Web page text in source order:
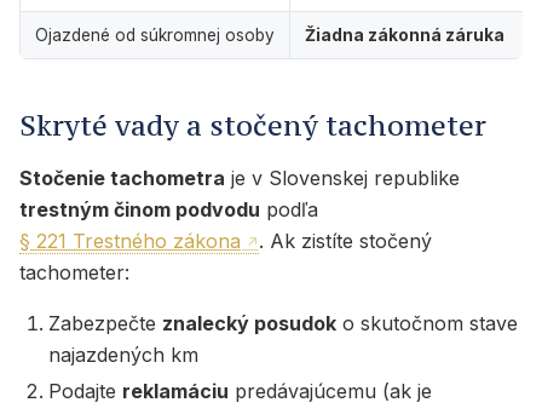
Ojazdené od súkromnej osoby Žiadna zákonná záruka
Skryté vady a stočený tachometer
Stočenie tachometra je v Slovenskej republike
trestným činom podvodu podľa
§ 221 Trestného zákona
. Ak zistíte stočený
tachometer:
Zabezpečte znalecký posudok o skutočnom stave
najazdených km
Podajte reklamáciu predávajúcemu (ak je